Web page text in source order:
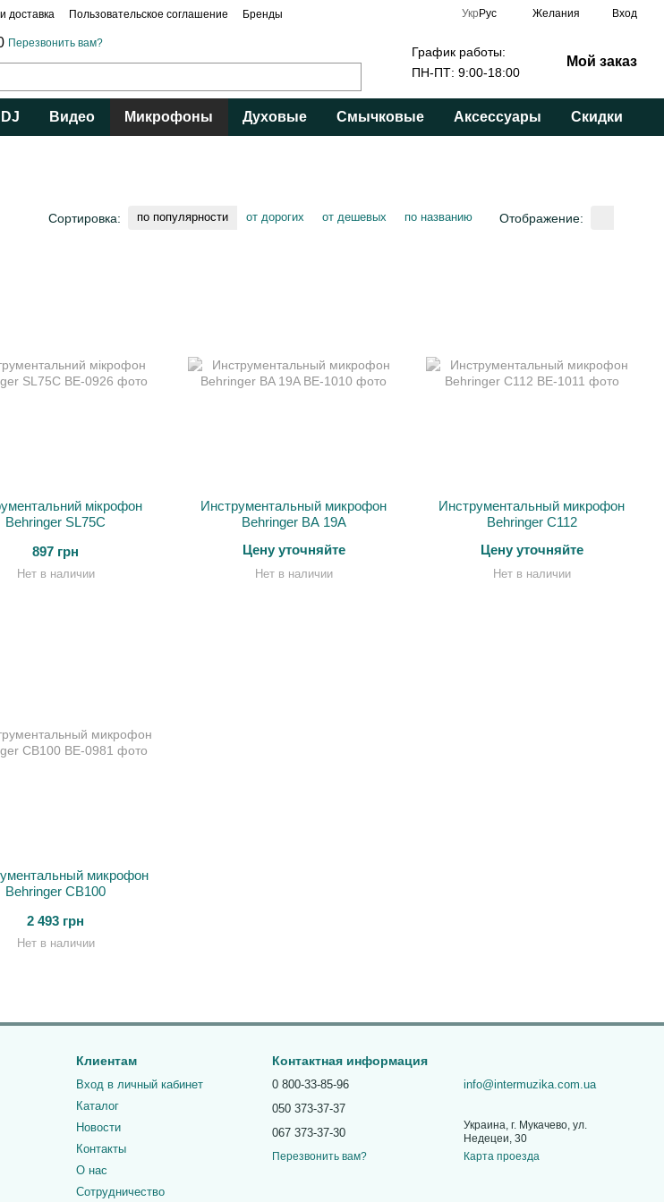
доставка Пользовательское соглашение
Бренды
Укр Рус Желания Вход
Перезвонить вам?
График работы:
ПН-ПТ: 9:00-18:00
Мой заказ
DJ Видео Микрофоны Духовые Смычковые Аксессуары Скидки
Сортировка: по популярности от дорогих от дешевых по названию Отображение:
мікрофон
Behringer SL75C
897 грн
Нет в наличии
Инструментальный микрофон
Behringer BA 19A
Цену уточняйте
Нет в наличии
Инструментальный микрофон
Behringer C112
Цену уточняйте
Нет в наличии
микрофон
Behringer CB100
2 493 грн
Нет в наличии
Клиентам
Вход в личный кабинет
Каталог
Новости
Контакты
О нас
Сотрудничество
Контактная информация
0 800-33-85-96
050 373-37-37
067 373-37-30
Перезвонить вам?
info@intermuzika.com.ua
Украина, г. Мукачево, ул.
Недецеи, 30
Карта проезда